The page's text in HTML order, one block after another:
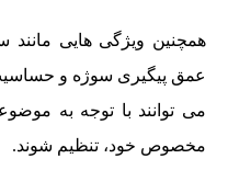
همچنین ویژگی هایی
عمق پیگیری سوژه و
می توانند با توجه به
مخصوص خود، تنظیم شوند.